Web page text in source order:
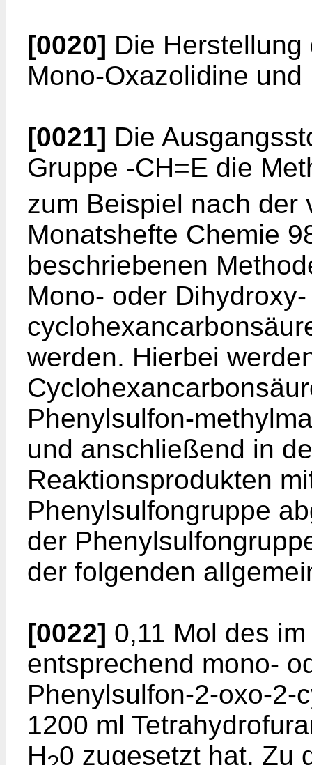
[0020] Die
Mono-Oxazolidine
[0021] Die
Gruppe -CH=E die
zum Beispiel nach der
Monatshefte Chemie
beschriebenen
Mono- oder Dihydroxy-
werden. Hierbei
Phenylsulfon-
und anschließend in
Reaktionsprodukten
Phenylsulfongruppe
der
der folgenden
[0022] 0,11 Mol des
entsprechend mono-
Phenylsulfon-2-oxo-2-
1200 ml
H 0 zugesetzt hat. Zu